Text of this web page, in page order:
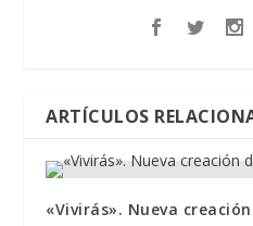
ARTÍCULOS
«Vivirás». Nueva